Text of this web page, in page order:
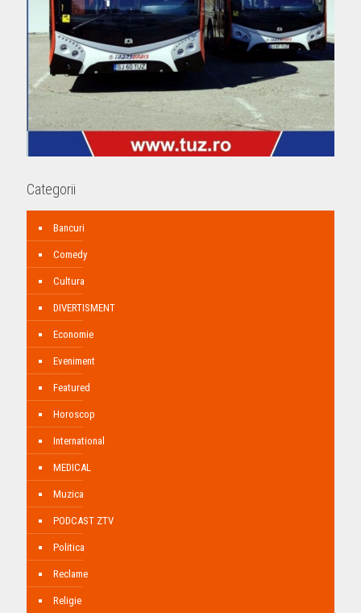
Categorii
Bancuri
Comedy
Cultura
DIVERTISMENT
Economie
Eveniment
Featured
Horoscop
International
MEDICAL
Muzica
PODCAST ZTV
Politica
Reclame
Religie